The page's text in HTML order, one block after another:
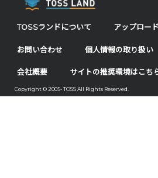
TOSSランドについて アップロー
お問い合わせ 個人情報の取り扱い
会社概要 サイトの推奨環境はこち
Copyright © 2005- TOSS All Rights Reserved.